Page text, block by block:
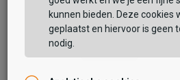
TOEVOEGEN AAN
kunnen bieden. Deze cookies
geplaatst en hiervoor is geen
nodig.